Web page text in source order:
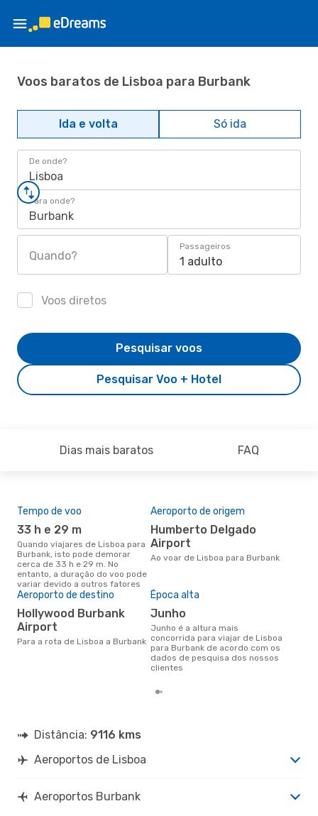
Voos baratos de Lisboa para Burbank
Ida e volta Só ida
De onde?
Lisboa
Para onde?
Burbank
Quando?
Passageiros
1 adulto
Voos diretos
Pesquisar Voo + Hotel
Pesquisar voos
Dias mais baratos FAQ
Tempo de voo
33 h e 29 m
Quando viajares de Lisboa para
Burbank, isto pode demorar
cerca de 33 h e 29 m. No
entanto, a duração do voo pode
variar devido a outros fatores
Aeroporto de origem
Humberto Delgado
Airport
Ao voar de Lisboa para Burbank
Aeroporto de destino
Hollywood Burbank
Airport
Para a rota de Lisboa a Burbank
Época alta
junho
junho é a altura mais
concorrida para viajar de Lisboa
para Burbank de acordo com os
dados de pesquisa dos nossos
clientes
Distância: 9116 kms
Aeroportos de Lisboa
Aeroportos Burbank